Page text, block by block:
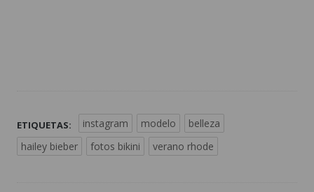
ETIQUETAS: instagram modelo
belleza
hailey bieber
fotos bikini verano rhode